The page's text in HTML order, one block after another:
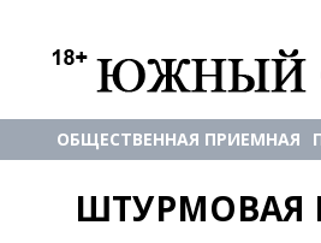
ОБЩЕСТВЕННАЯ ПРИЕМНАЯ
ШТУРМОВАЯ